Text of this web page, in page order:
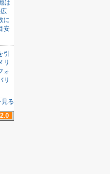
は
に
安
リ
ォ
リ
る